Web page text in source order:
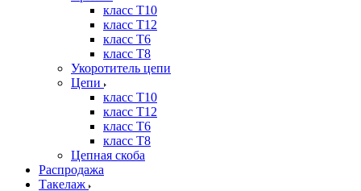
класс Т10
класс Т12
класс Т6
класс Т8
Укоротитель цепи
Цепи
класс Т10
класс Т12
класс Т6
класс Т8
Цепная скоба
Распродажа
Такелаж